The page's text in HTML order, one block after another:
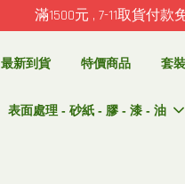
即日起訂購 滿10000元 宅
最新到貨 特價商品 套
表面處理 - 砂紙 - 膠 - 漆 - 油